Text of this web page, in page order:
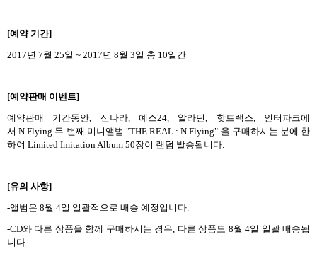
[예약 기간]
2017년 7월 25일 ~ 2017년 8월 3일 총 10일간
[예약판매 이벤트]
예약판매 기간동안, 신나라, 예스24, 알라딘, 핫트랙스, 인터파크에
서 N.Flying 두 번째 미니앨범 "THE REAL : N.Flying" 을 구매하시는 분에 한
하여 Limited Imitation Album 50장이 랜덤 발송됩니다.
[유의 사항]
-앨범은 8월 4일 일괄적으로 배송 예정입니다
-CD와 다른 상품을 함께 구매하시는 경우 다른 상품도 8월4일 일괄 배송됩
니다